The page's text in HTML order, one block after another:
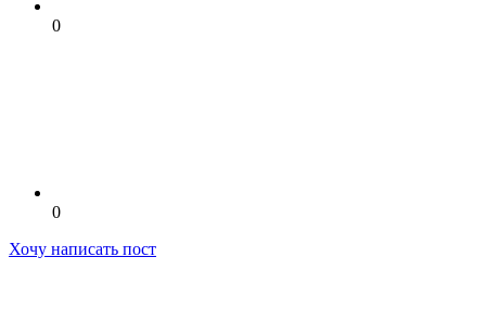
0
0
Хочу написать пост